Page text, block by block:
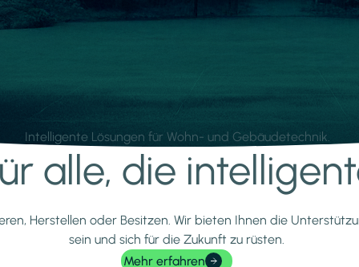
Intelligente Lösungen für Wohn- und Gebäudetechnik.
alle, die
Herstellen oder Besitzen. Wir bieten Ihnen die
sein und sich für die Zukunft zu rüsten.
Mehr erfahren